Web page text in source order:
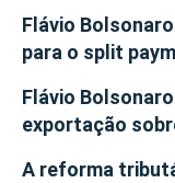
Flávio
para o split
Flávio
exportação
A reforma